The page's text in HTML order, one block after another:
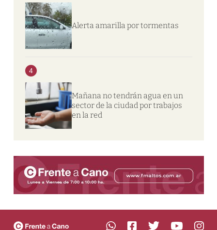
Alerta amarilla por tormentas
4
Mañana no tendrán agua en un
sector de la ciudad por trabajos
en la red